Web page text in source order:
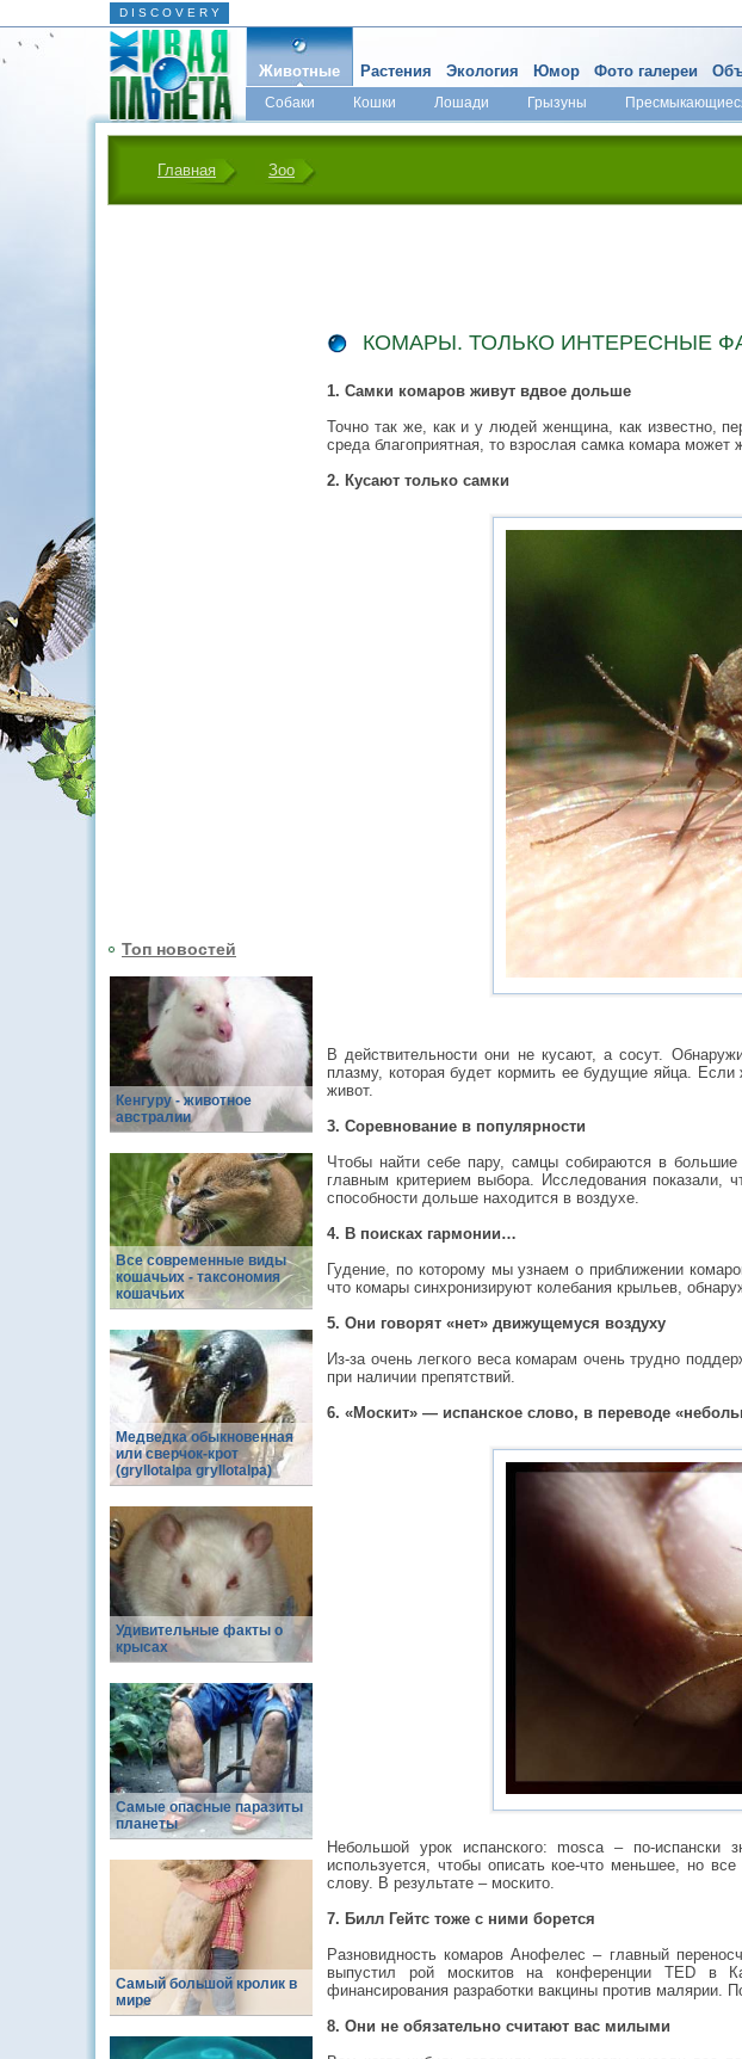
D I S C O V E R Y
Животные
Собаки Кошки Лошади Грызуны
Растения Экология Юмор Фото галереи
Главная Зоо
Топ новостей
Кенгуру - животное
австралии
Все современные виды
кошачьих - таксономия
кошачьих
Медведка обыкновенная
или сверчок-крот
(gryllotalpa gryllotalpa)
Удивительные факты о
крысах
Самые опасные паразиты
планеты
Самый большой кролик в
мире
КОМАРЫ. ТОЛЬКО ИНТЕРЕСНЫЕ
1. Самки комаров живут вдвое дольше
Точно так же, как и у людей женщина, как известно,
среда благоприятная, то взрослая самка комара
2. Кусают только самки
В действительности они не кусают, а сосут.
плазму, которая будет кормить ее будущие яйца. Если
живот.
3. Соревнование в популярности
Чтобы найти себе пару, самцы собираются в
главным критерием выбора. Исследования показали,
способности дольше находится в воздухе.
4. В поисках гармонии…
Гудение, по которому мы узнаем о приближении
что комары синхронизируют колебания крыльев,
5. Они говорят «нет» движущемуся воздуху
Из-за очень легкого веса комарам очень трудно
при наличии препятствий.
6. «Москит» — испанское слово, в переводе
Небольшой урок испанского: mosca – по-
используется, чтобы описать кое-что меньшее, но
слову. В результате – москито.
7. Билл Гейтс тоже с ними борется
Разновидность комаров Анофелес – главный
выпустил рой москитов на конференции TED в
финансирования разработки вакцины против малярии.
8. Они не обязательно считают вас милыми